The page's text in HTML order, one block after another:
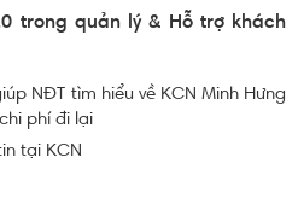
trong quản lý & Hỗ trợ khách
NĐT tìm hiểu về KCN Minh Hưng
phí đi lại
tại KCN